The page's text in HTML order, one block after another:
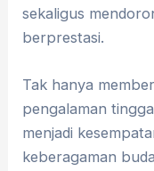
sekaligus
berprestasi.
Tak hanya
pengalaman
menjadi
keberagaman